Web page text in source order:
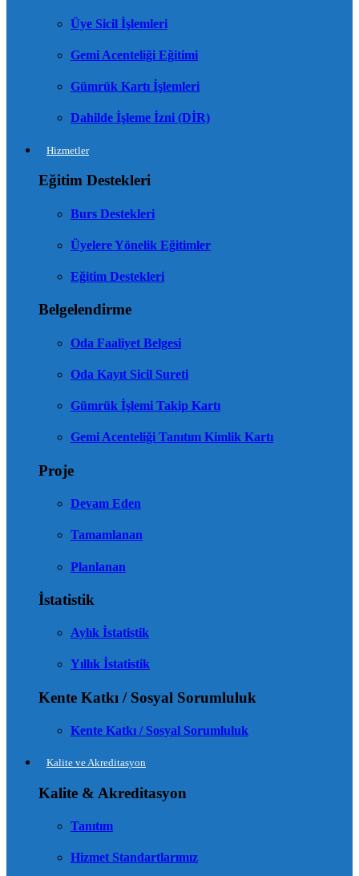
Üye Sicil İşlemleri
Gemi Acenteliği Eğitimi
Gümrük Kartı İşlemleri
Dahilde İşleme İzni (DİR)
Hizmetler
Eğitim Destekleri
Burs Destekleri
Üyelere Yönelik Eğitimler
Eğitim Destekleri
Belgelendirme
Oda Faaliyet Belgesi
Oda Kayıt Sicil Sureti
Gümrük İşlemi Takip Kartı
Gemi Acenteliği Tanıtım Kimlik Kartı
Proje
Devam Eden
Tamamlanan
Planlanan
İstatistik
Aylık İstatistik
Yıllık İstatistik
Kente Katkı / Sosyal Sorumluluk
Kente Katkı / Sosyal Sorumluluk
Kalite ve Akreditasyon
Kalite & Akreditasyon
Tanıtım
Hizmet Standartlarımız